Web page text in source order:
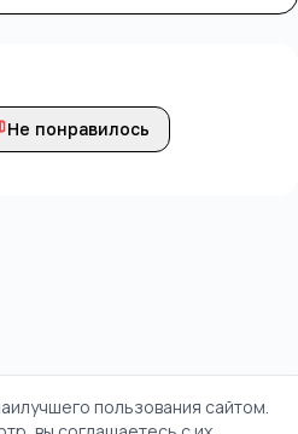
Не понравилось
пользования сайтом.